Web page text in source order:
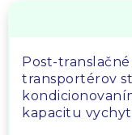
Post-
transportérov
kapacitu